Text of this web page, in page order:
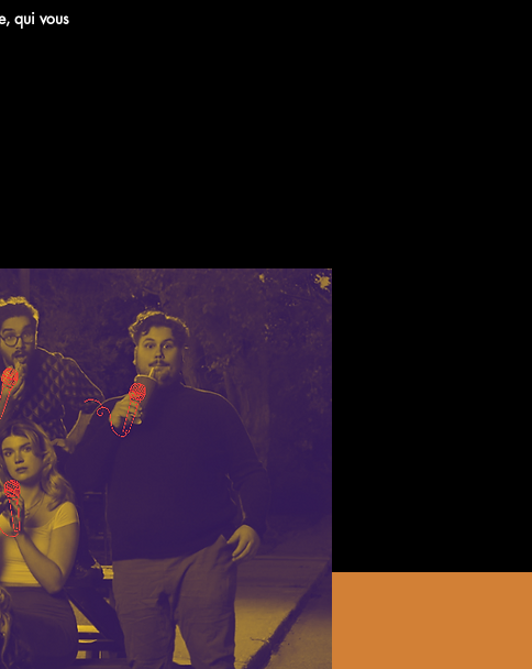
qui vous